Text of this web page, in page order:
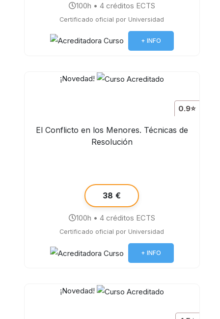
100h • 4 créditos ECTS
Certificado oficial por Universidad
+ INFO
¡Novedad!
0.9⭐
El Conflicto en los Menores. Técnicas de
Resolución
38 €
100h • 4 créditos ECTS
Certificado oficial por Universidad
+ INFO
¡Novedad!